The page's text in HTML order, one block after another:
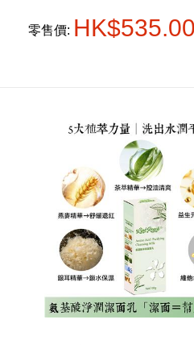
零售價: HK$535.00